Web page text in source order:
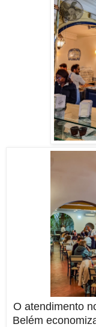
O atendimento
Belém